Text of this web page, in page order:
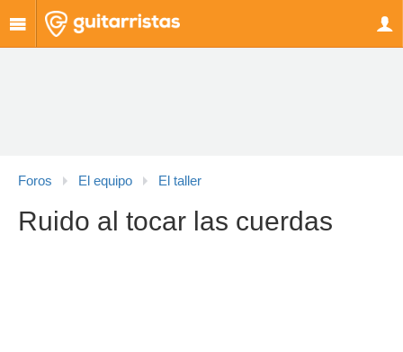
Foros El equipo El taller
Ruido al tocar las cuerdas